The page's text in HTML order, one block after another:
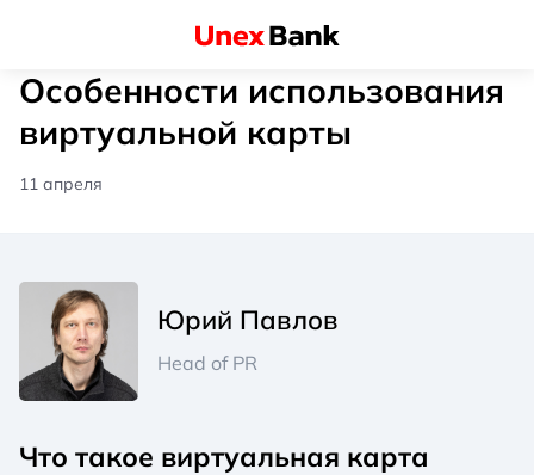
Особенности использования
виртуальной карты
11 апреля
Юрий Павлов
Head of PR
Что такое виртуальная карта